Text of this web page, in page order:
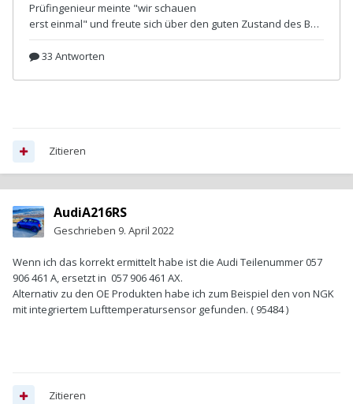
Zitieren
AudiA216RS
Geschrieben 9. April 2022
Wenn ich das korrekt ermittelt habe ist die Audi Teilenummer 057
906 461 A, ersetzt in 057 906 461 AX.
Alternativ zu den OE Produkten habe ich zum Beispiel den von NGK
mit integriertem Lufttemperatursensor gefunden. ( 95484 )
Zitieren